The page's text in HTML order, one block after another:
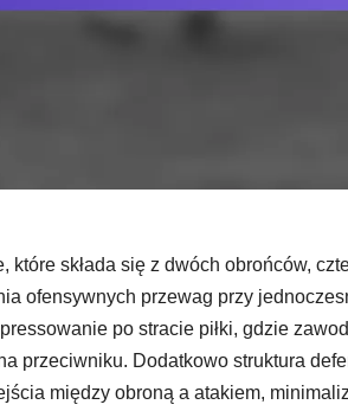
które składa się z dwóch obrońców,
ofensywnych przewag przy
po stracie piłki, gdzie
przeciwniku. Dodatkowo struktura
między obroną a atakiem,